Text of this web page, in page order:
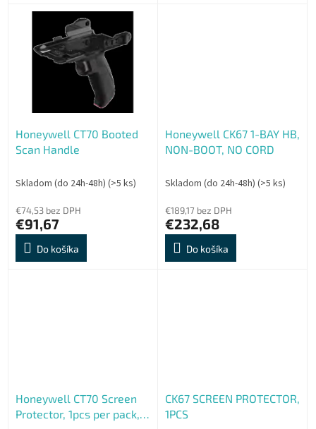
Honeywell CT70 Booted
Scan Handle
Skladom (do 24h-48h) (>5 ks)
€74,53 bez DPH
€91,67
Do košíka
Honeywell CK67 1-BAY HB,
NON-BOOT, NO CORD
Skladom (do 24h-48h) (>5 ks)
€189,17 bez DPH
€232,68
Do košíka
Honeywell CT70 Screen
Protector, 1pcs per pack,
CK67 SCREEN PROTECTOR,
1PCS